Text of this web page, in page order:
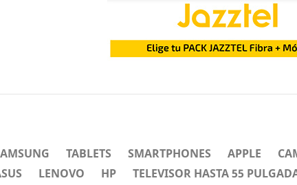
TABLETS SMARTPHONES APPLE
LENOVO HP TELEVISOR HASTA 55